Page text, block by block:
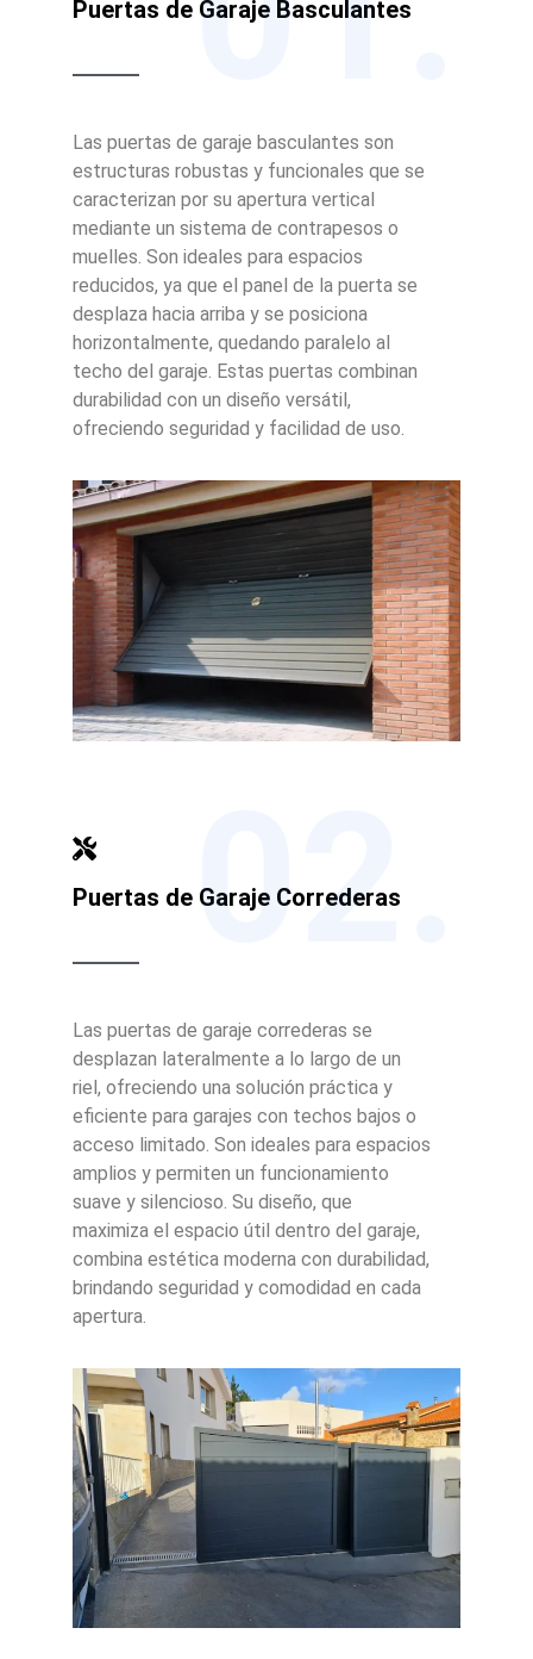
Puertas de Garaje Basculantes
Las puertas de garaje basculantes son
estructuras robustas y funcionales que se
caracterizan por su apertura vertical
mediante un sistema de contrapesos o
muelles. Son ideales para espacios
reducidos, ya que el panel de la puerta se
desplaza hacia arriba y se posiciona
horizontalmente, quedando paralelo al
techo del garaje. Estas puertas combinan
durabilidad con un diseño versátil,
ofreciendo seguridad y facilidad de uso.
Puertas de Garaje Correderas
02.
Las puertas de garaje correderas se
desplazan lateralmente a lo largo de un
riel, ofreciendo una solución práctica y
eficiente para garajes con techos bajos o
acceso limitado. Son ideales para espacios
amplios y permiten un funcionamiento
suave y silencioso. Su diseño, que
maximiza el espacio útil dentro del garaje,
combina estética moderna con durabilidad,
brindando seguridad y comodidad en cada
apertura.